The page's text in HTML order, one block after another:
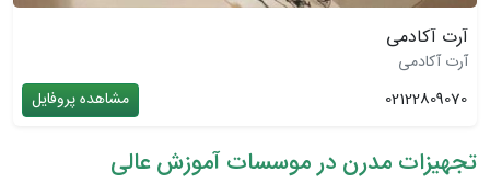
آرت آکادمی
آرت آکادمی
02122809070
مشاهده پروفایل
تجهیزات مدرن در موسسات آموزش عالی